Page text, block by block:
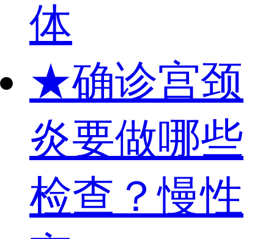
体
★确诊宫颈
炎要做哪些
检查？慢性